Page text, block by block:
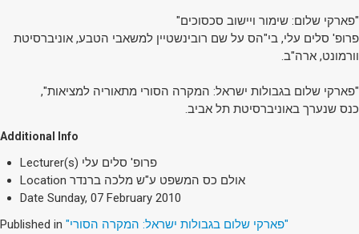
"פארקי שלום: שימור ויישוב סכסוכים"
פרופ' סלים עלי, בי"הס על שם רובינשטיין למשאבי הטבע, אוניברסיטת
וורמונט, ארה"ב.
"פארקי שלום בגבולות ישראל: המקרה הסורי מתאוריה למציאות",
כנס שנערך באוניברסיטת תל אביב.
Additional Info
Lecturer(s) פרופ' סלים עלי
Location אולם כס המשפט ע"ש מלכה ברנדר
Date Sunday, 07 February 2010
Published in
"פארקי שלום בגבולות ישראל: המקרה הסורי"